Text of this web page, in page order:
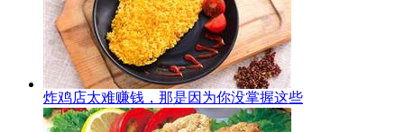
炸鸡店太难赚钱，那是因为你没掌握这些